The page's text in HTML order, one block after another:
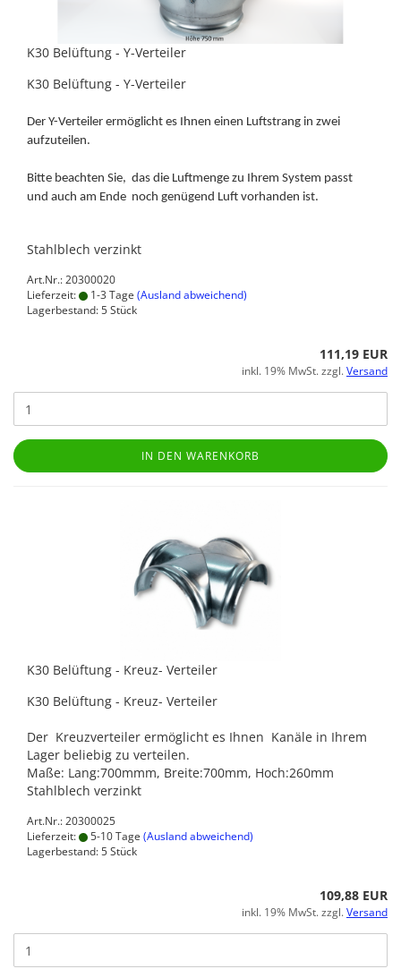
K30 Belüftung - Y-Verteiler
K30 Belüftung - Y-Verteiler
Der Y-Verteiler ermöglicht es Ihnen einen Luftstrang in zwei
aufzuteilen.
Bitte beachten Sie, das die Luftmenge zu Ihrem System passt
und auch am Ende noch genügend Luft vorhanden ist.
Stahlblech verzinkt
Art.Nr.: 20300020
Lieferzeit:
1-3 Tage (Ausland abweichend)
Lagerbestand: 5 Stück
111,19 EUR
inkl. 19% MwSt. zzgl.Versand
IN DEN WARENKORB
K30 Belüftung - Kreuz- Verteiler
K30 Belüftung - Kreuz- Verteiler
Der Kreuzverteiler ermöglicht es Ihnen Kanäle in Ihrem
Lager beliebig zu verteilen.
Maße: Lang:700mmm, Breite:700mm, Hoch:260mm
Stahlblech verzinkt
Art.Nr.: 20300025
Lieferzeit:
5-10 Tage (Ausland abweichend)
Lagerbestand: 5 Stück
109,88 EUR
inkl. 19% MwSt. zzgl.Versand